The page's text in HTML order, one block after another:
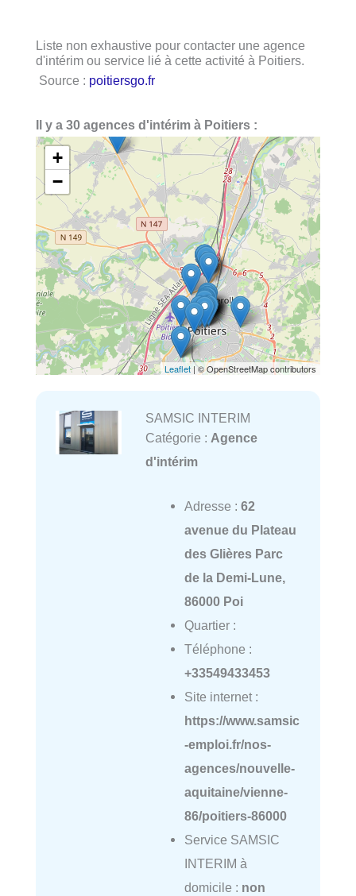
Liste non exhaustive pour contacter une agence
d'intérim ou service lié à cette activité à Poitiers.
Source : poitiersgo.fr
Il y a 30 agences d'intérim à Poitiers :
+
−
Leaflet | © OpenStreetMap contributors
SAMSIC INTERIM
Catégorie : Agence
d'intérim
Adresse : 62
avenue du Plateau
des Glières Parc
de la Demi-Lune,
86000 Poi
Quartier :
Téléphone :
+33549433453
Site internet :
https://www.samsic
-emploi.fr/nos-
agences/nouvelle-
aquitaine/vienne-
86/poitiers-86000
Service SAMSIC
INTERIM à
domicile : non